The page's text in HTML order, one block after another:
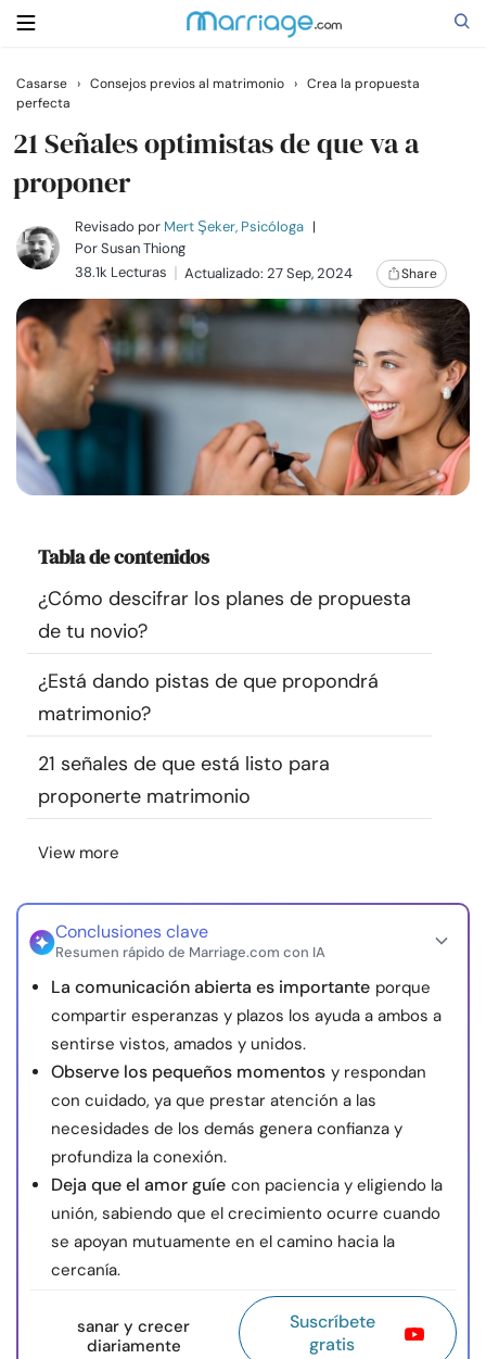
Buscar
Casarse
Relaciones
Familia
Ayuda
Cursos
Encuentra un terapeuta
Idioma
nosotros
© Copyright 2026. Todos los derechos reservados.
Casarse › Consejos previos al matrimonio › Crea la propuesta
perfecta
21 Señales optimistas de que va a
proponer
Revisado por Mert Şeker, Psicóloga |
PorSusan Thiong
38.1k Lecturas
Actualizado: 27 Sep, 2024 Share
Tabla de contenidos
¿Cómo descifrar los planes de propuesta
de tu novio?
¿Está dando pistas de que propondrá
matrimonio?
21 señales de que está listo para
proponerte matrimonio
View more
Conclusiones clave
Resumen rápido de Marriage.com con IA
La comunicación abierta es importante porque
compartir esperanzas y plazos los ayuda a ambos a
sentirse vistos, amados y unidos.
Observe los pequeños momentos y respondan
con cuidado, ya que prestar atención a las
necesidades de los demás genera confianza y
profundiza la conexión.
Deja que el amor guíe con paciencia y eligiendo la
unión, sabiendo que el crecimiento ocurre cuando
se apoyan mutuamente en el camino hacia la
cercanía.
sanar y crecer
diariamente
Suscríbete
gratis